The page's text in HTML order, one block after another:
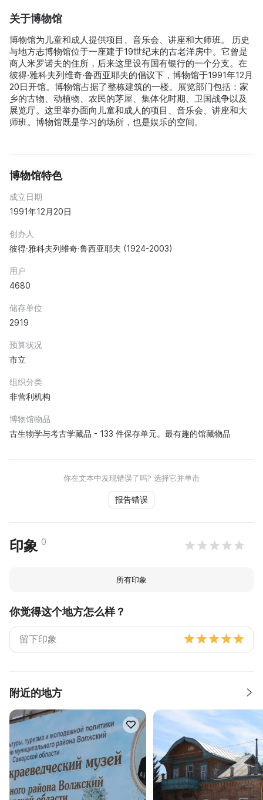
关于博物馆
博物馆为儿童和成人提供项目、音乐会、讲座和大师班。 历史
与地方志博物馆位于一座建于19世纪末的古老洋房中。它曾是
商人米罗诺夫的住所，后来这里设有国有银行的一个分支。在
彼得·雅科夫列维奇·鲁西亚耶夫的倡议下，博物馆于1991年12月
20日开馆。博物馆占据了整栋建筑的一楼。展览部门包括：家
乡的古物、动植物、农民的茅屋、集体化时期、卫国战争以及
展览厅。这里举办面向儿童和成人的项目、音乐会、讲座和大
师班。博物馆既是学习的场所，也是娱乐的空间。
博物馆特色
成立日期
1991年12月20日
创办人
彼得·雅科夫列维奇·鲁西亚耶夫 (1924-2003)
用户
4680
储存单位
2919
预算状况
市立
组织分类
非营利机构
博物馆物品
古生物学与考古学藏品 - 133 件保存单元。最有趣的馆藏物品
你在文本中发现错误了吗? 选择它并单击
报告错误
印象 0
所有印象
你觉得这个地方怎么样？
附近的地方